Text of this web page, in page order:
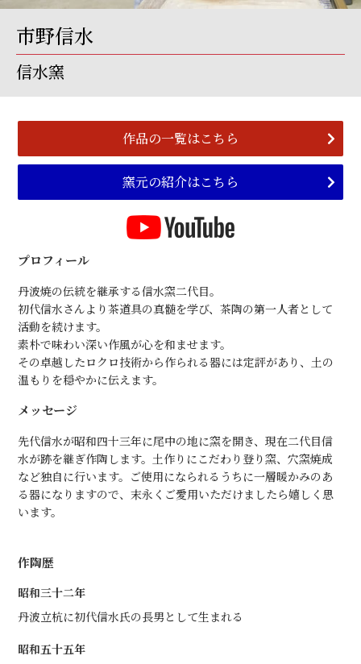
市野信水
信水窯
作品の一覧はこちら
窯元の紹介はこちら
プロフィール
丹波焼の伝統を継承する信水窯二代目。
初代信水さんより茶道具の真髄を学び、茶陶の第一人者として
活動を続けます。
素朴で味わい深い作風が心を和ませます。
その卓越したロクロ技術から作られる器には定評があり、土の
温もりを穏やかに伝えます。
メッセージ
先代信水が昭和四十三年に尾中の地に窯を開き、現在二代目信
水が跡を継ぎ作陶します。土作りにこだわり登り窯、穴窯焼成
など独自に行います。ご使用になられるうちに一層暖かみのあ
る器になりますので、末永くご愛用いただけましたら嬉しく思
います。
作陶歴
昭和三十二年
丹波立杭に初代信水氏の長男として生まれる
昭和五十五年